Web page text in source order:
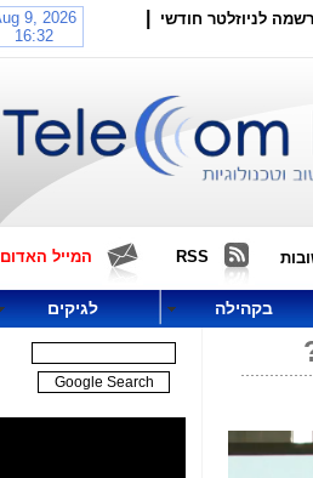
לניוזלטר חודשי
RSS המייל האדום
בקהילה לגיקים